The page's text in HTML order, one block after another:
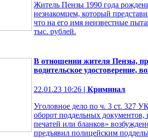
Житель Пензы 1990 года
незнакомцем, который
что на его имя неизвестные
тыс. рублей.
В отношении жителя Пензы,
водительское удостоверение,
22.01.23 10:26 | Криминал
Уголовное дело по ч. 3 ст. 327
оборот поддельных документов,
печатей или бланков»
предъявил полицейским